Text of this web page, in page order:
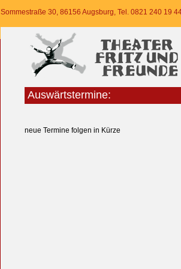
Sommestraße 30, 86156 Augsburg, Tel. 0821 240 19
Auswärtstermine:
neue Termine folgen in Kürze